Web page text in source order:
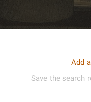
Add
Save the search